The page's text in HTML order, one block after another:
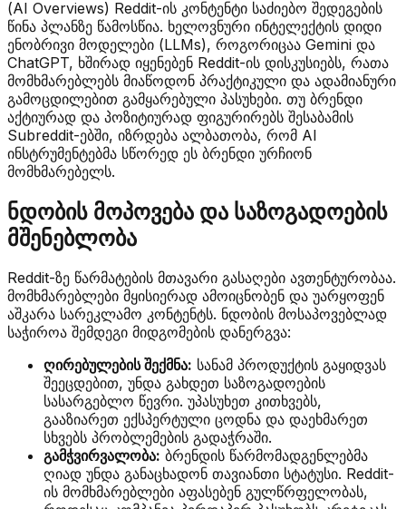
(AI Overviews) Reddit-ის კონტენტი საძიებო შედეგების
წინა პლანზე წამოსწია. ხელოვნური ინტელექტის დიდი
ენობრივი მოდელები (LLMs), როგორიცაა Gemini და
ChatGPT, ხშირად იყენებენ Reddit-ის დისკუსიებს, რათა
მომხმარებლებს მიაწოდონ პრაქტიკული და ადამიანური
გამოცდილებით გამყარებული პასუხები. თუ ბრენდი
აქტიურად და პოზიტიურად ფიგურირებს შესაბამის
Subreddit-ებში, იზრდება ალბათობა, რომ AI
ინსტრუმენტებმა სწორედ ეს ბრენდი ურჩიონ
მომხმარებელს.
ნდობის მოპოვება და საზოგადოების
მშენებლობა
Reddit-ზე წარმატების მთავარი გასაღები ავთენტურობაა.
მომხმარებლები მყისიერად ამოიცნობენ და უარყოფენ
აშკარა სარეკლამო კონტენტს. ნდობის მოსაპოვებლად
საჭიროა შემდეგი მიდგომების დანერგვა:
ღირებულების შექმნა: სანამ პროდუქტის გაყიდვას
შეეცდებით, უნდა გახდეთ საზოგადოების
სასარგებლო წევრი. უპასუხეთ კითხვებს,
გააზიარეთ ექსპერტული ცოდნა და დაეხმარეთ
სხვებს პრობლემების გადაჭრაში.
გამჭვირვალობა: ბრენდის წარმომადგენლებმა
ღიად უნდა განაცხადონ თავიანთი სტატუსი. Reddit-
ის მომხმარებლები აფასებენ გულწრფელობას,